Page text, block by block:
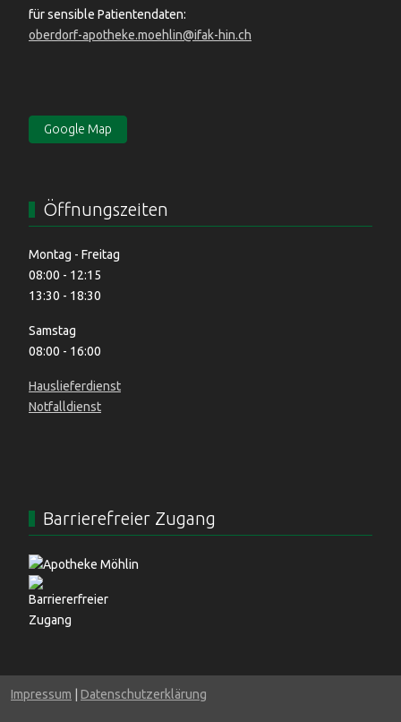
für sensible Patientendaten:
oberdorf-apotheke.moehlin@ifak-hin.ch
Google Map
Öffnungszeiten
Montag - Freitag
08:00 - 12:15
13:30 - 18:30
Samstag
08:00 - 16:00
Hauslieferdienst
Notfalldienst
Barrierefreier Zugang
Impressum | Datenschutzerklärung